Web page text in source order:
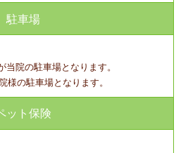
駐車場
院の駐車場となります。
様の駐車場となります。
ット保険